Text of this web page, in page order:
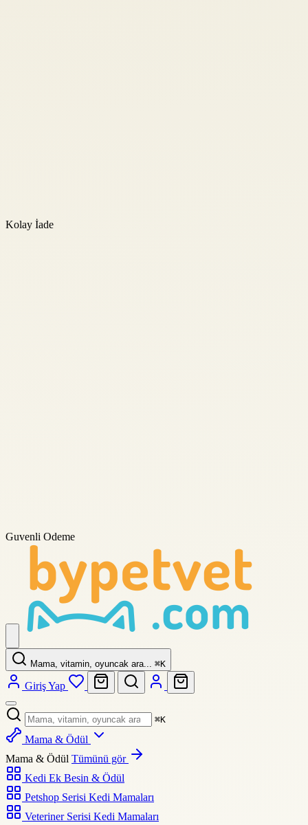
Kolay İade
Guvenli Odeme
Mama, vitamin, oyuncak ara... ⌘K
Giriş Yap
⌘K
Mama & Ödül
Mama & Ödül Tümünü gör
Kedi Ek Besin & Ödül
Petshop Serisi Kedi Mamaları
Veteriner Serisi Kedi Mamaları